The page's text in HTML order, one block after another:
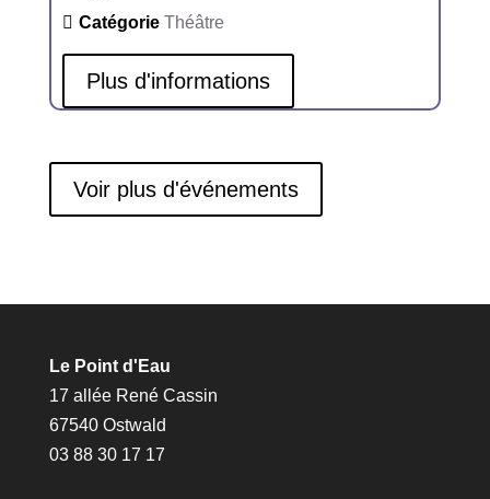
Catégorie Théâtre
Plus d'informations
Voir plus d'événements
Le Point d'Eau
17 allée René Cassin
67540 Ostwald
03 88 30 17 17